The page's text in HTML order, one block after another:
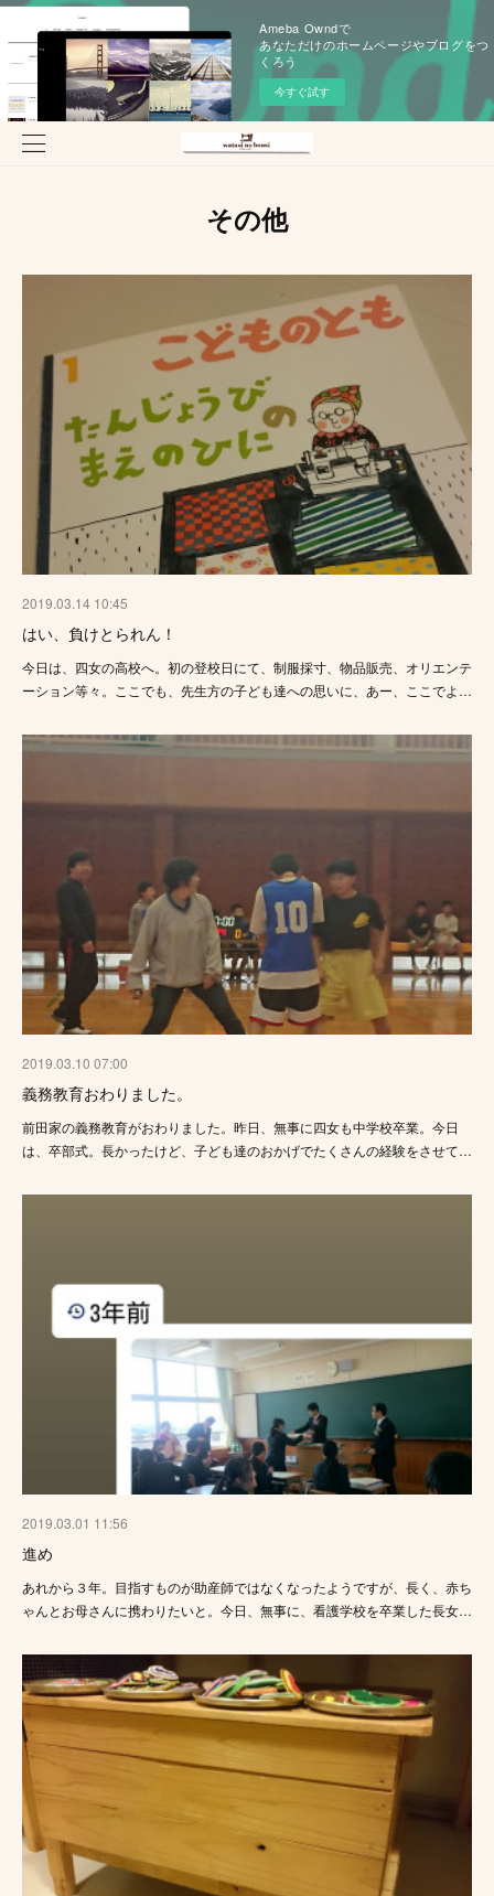
Ameba Owndで
あなただけのホームページやブログをつ
くろう
今すぐ試す
その他
2019.03.14 10:45
はい、負けとられん！
今日は、四女の高校へ。初の登校日にて、制服採寸、物品販売、オリエンテ
ーション等々。ここでも、先生方の子ども達への思いに、あー、ここでよ…
2019.03.10 07:00
義務教育おわりました。
前田家の義務教育がおわりました。昨日、無事に四女も中学校卒業。今日
は、卒部式。長かったけど、子ども達のおかげでたくさんの経験をさせて…
2019.03.01 11:56
進め
あれから３年。目指すものが助産師ではなくなったようですが、長く、赤ち
ゃんとお母さんに携わりたいと。今日、無事に、看護学校を卒業した長女…